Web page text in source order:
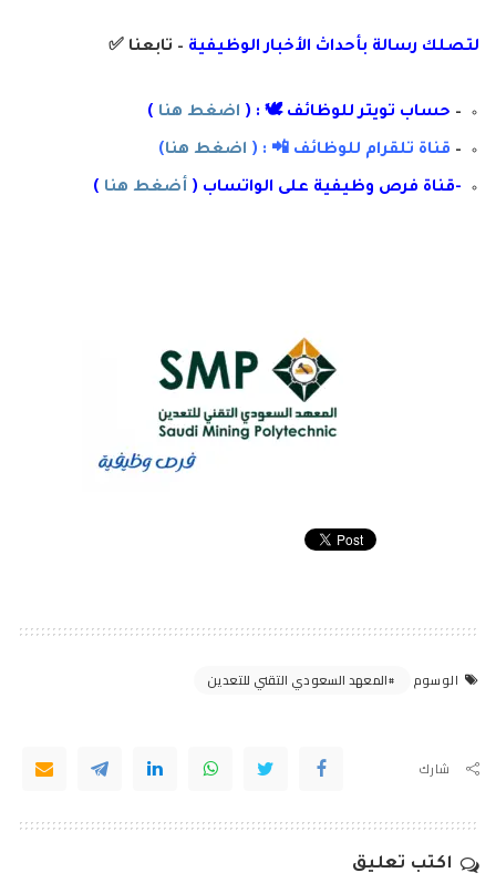
لتصلك رسالة بأحداث الأخبار الوظيفية – تابعنا ✅
– حساب تويتر للوظائف 🕊 : ( اضغط هنا )
– قناة تلقرام للوظائف 📲 : ( اضغط هنا)
-قناة فرص وظيفية على الواتساب ( أضغط هنا )
الوسوم المعهد السعودي التقني للتعدين
شارك
اكتب تعليق